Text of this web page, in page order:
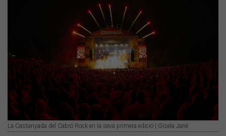
La Castanyada del Cabró Rock en la seva primera edició | Gisela Jané